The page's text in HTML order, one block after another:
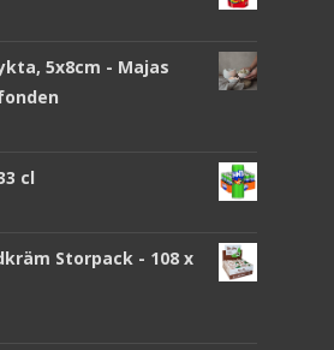
5x8cm - Majas
cl
Storpack - 108 x